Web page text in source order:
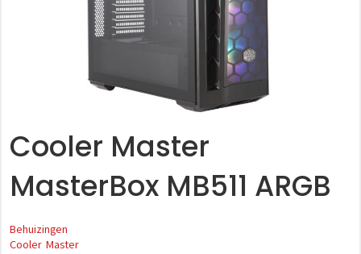
Cooler Master
MasterBox MB511 ARGB
Behuizingen
Cooler Master